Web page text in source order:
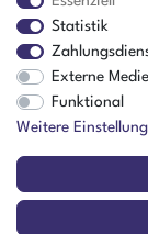
²
©
Statistik
Externe
Funktional
Weitere